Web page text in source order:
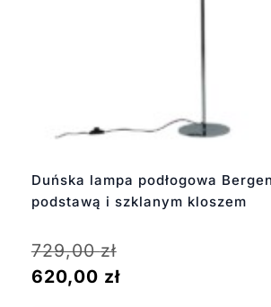
Duńska lampa podłogowa
podstawą i szklanym kloszem
729,00zł
620,00 zł